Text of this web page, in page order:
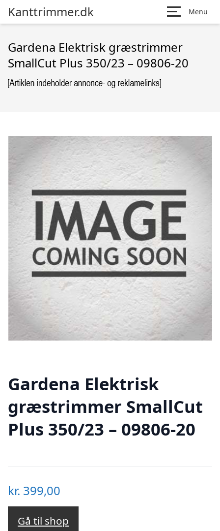
Kanttrimmer.dk Menu
Gardena Elektrisk græstrimmer
SmallCut Plus 350/23 – 09806-20
Gardena Elektrisk
græstrimmer SmallCut
Plus 350/23 – 09806-20
kr. 399,00
Gå til shop